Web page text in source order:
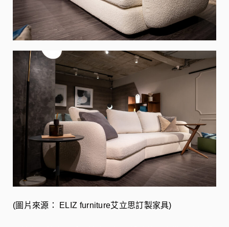
(圖片來源： ELIZ furniture艾立思訂製家具)